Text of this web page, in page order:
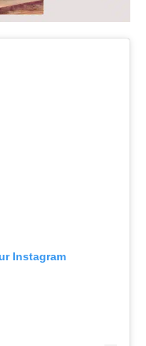
Instagram